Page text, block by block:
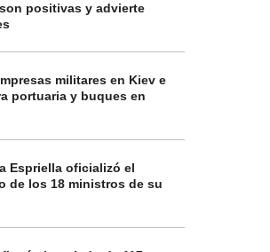
positivas y advierte
militares en Kiev e
portuaria y buques en
Espriella oficializó el
de los 18 ministros de su